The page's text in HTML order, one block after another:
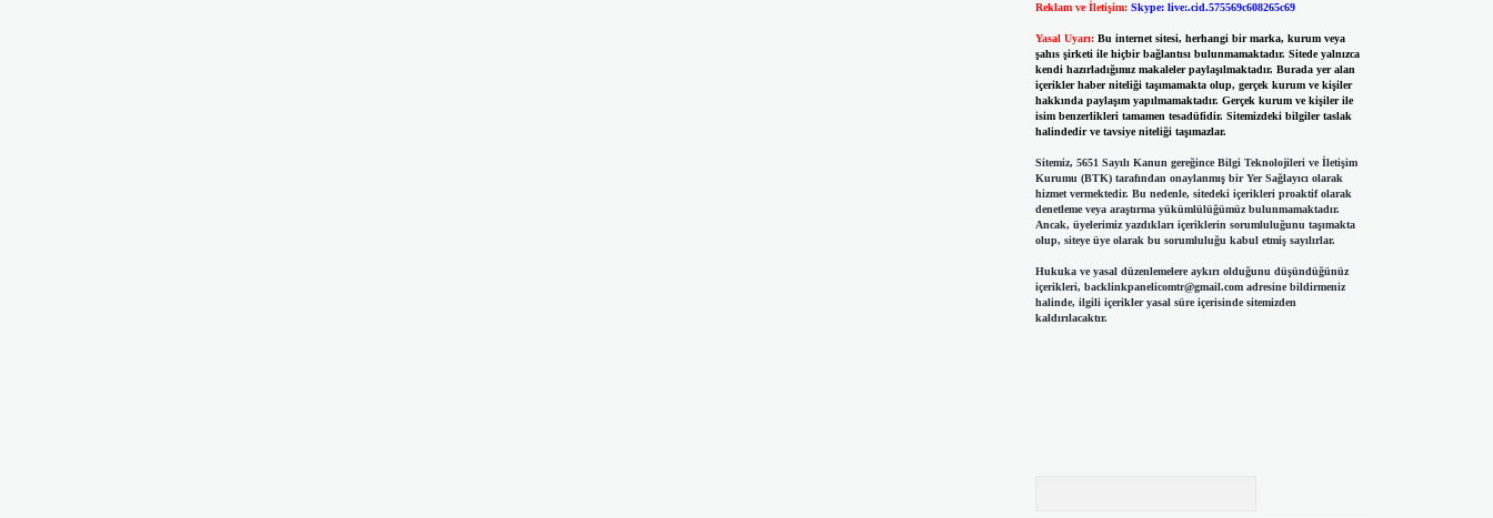
Reklam ve İletişim: Skype: live:.cid.575569c608265c69
Yasal Uyarı: Bu internet sitesi, herhangi bir marka, kurum veya
şahıs şirketi ile hiçbir bağlantısı bulunmamaktadır. Sitede yalnızca
kendi hazırladığımız makaleler paylaşılmaktadır. Burada yer alan
içerikler haber niteliği taşımamakta olup, gerçek kurum ve kişiler
hakkında paylaşım yapılmamaktadır. Gerçek kurum ve kişiler ile
isim benzerlikleri tamamen tesadüfidir. Sitemizdeki bilgiler taslak
halindedir ve tavsiye niteliği taşımazlar.
Sitemiz, 5651 Sayılı Kanun gereğince Bilgi Teknolojileri ve İletişim
Kurumu (BTK) tarafından onaylanmış bir Yer Sağlayıcı olarak
hizmet vermektedir. Bu nedenle, sitedeki içerikleri proaktif olarak
denetleme veya araştırma yükümlülüğümüz bulunmamaktadır.
Ancak, üyelerimiz yazdıkları içeriklerin sorumluluğunu taşımakta
olup, siteye üye olarak bu sorumluluğu kabul etmiş sayılırlar.
Hukuka ve yasal düzenlemelere aykırı olduğunu düşündüğünüz
içerikleri, backlinkpanelicomtr@gmail.comadresine bildirmeniz
halinde, ilgili içerikler yasal süre içerisinde sitemizden
kaldırılacaktır.